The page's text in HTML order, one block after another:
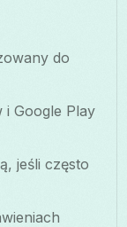
do
i Google Play
jeśli często